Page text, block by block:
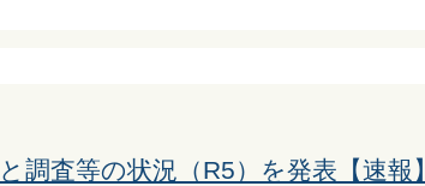
調査等の状況（R5）を発表【速報】